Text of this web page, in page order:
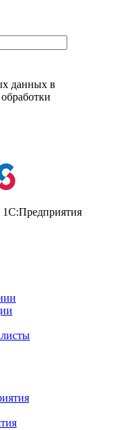
данных в
1С:Предприятия